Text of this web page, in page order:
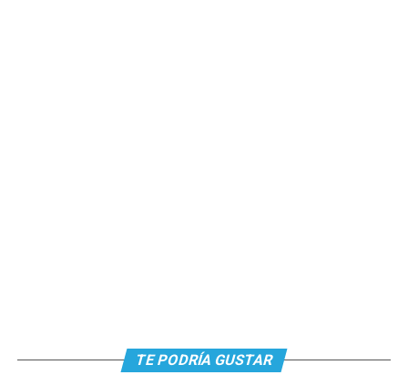
TE PODRÍA GUSTAR